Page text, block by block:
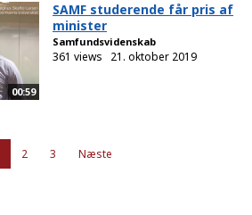
00:59
SAMF studerende får pris af
minister
Samfundsvidenskab
361 views 21. oktober 2019
2 3 Næste